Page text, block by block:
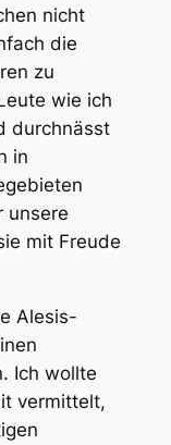
nicht
die
zu
wie ich
durchnässt
in
unsere
mit Freude
Alesis-
Ich wollte
vermittelt,